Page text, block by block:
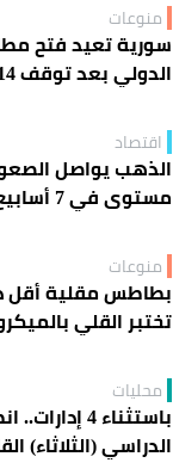
منوعات
سورية تعيد فتح
الدولي بعد توقف 14 عامًا
اقتصاد
الذهب يواصل
مستوى في 7 أسابيع
منوعات
بطاطس مقلية أقل
تختبر القلي
محليات
باستثناء 4
الدراسي (الثلاثاء)